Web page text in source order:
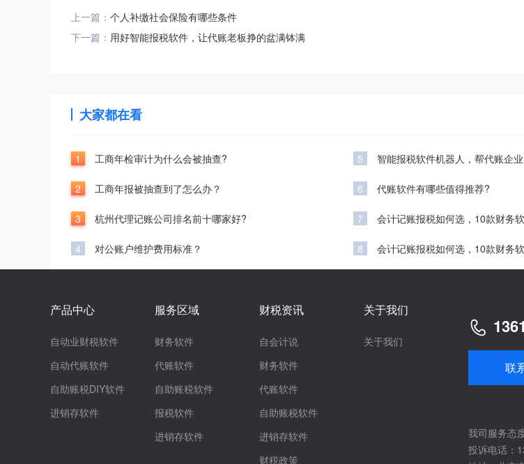
上一篇： 个人补缴社会保险有哪些条件
下一篇： 用好智能报税软件，让代账老板挣的盆满钵满
大家都在看
1 工商年检审计为什么会被抽查?
2 工商年报被抽查到了怎么办？
3 杭州代理记账公司排名前十哪家好?
4 对公账户维护费用标准？
5 智能报税软件机器人，帮代账企
6 代账软件有哪些值得推荐?
7 会计记账报税如何选，10款财务
8 会计记账报税如何选，10款财务
产品中心
自动业财税软件
自动代账软件
自助账税DIY软件
进销存软件
服务区域
财务软件
代账软件
自助账税软件
报税软件
进销存软件
财税资讯
自会计说
财务软件
代账软件
自助账税软件
进销存软件
财税政策
关于我们
关于我们
联
我司服务态
投诉电话：